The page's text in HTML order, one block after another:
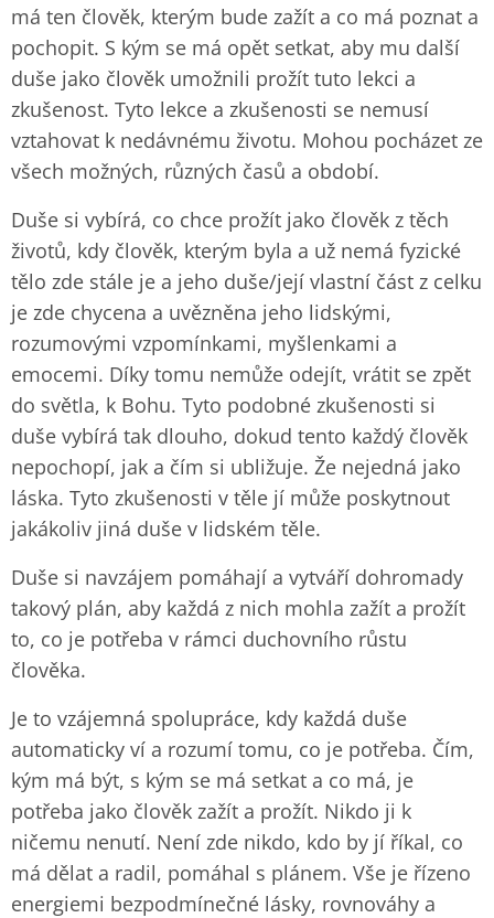
má ten člověk, kterým bude zažít a co má poznat a
pochopit. S kým se má opět setkat, aby mu další
duše jako člověk umožnili prožít tuto lekci a
zkušenost. Tyto lekce a zkušenosti se nemusí
vztahovat k nedávnému životu. Mohou pocházet ze
všech možných, různých časů a období.
Duše si vybírá, co chce prožít jako člověk z těch
životů, kdy člověk, kterým byla a už nemá fyzické
tělo zde stále je a jeho duše/její vlastní část z celku
je zde chycena a uvězněna jeho lidskými,
rozumovými vzpomínkami, myšlenkami a
emocemi. Díky tomu nemůže odejít, vrátit se zpět
do světla, k Bohu. Tyto podobné zkušenosti si
duše vybírá tak dlouho, dokud tento každý člověk
nepochopí, jak a čím si ubližuje. Že nejedná jako
láska. Tyto zkušenosti v těle jí může poskytnout
jakákoliv jiná duše v lidském těle.
Duše si navzájem pomáhají a vytváří dohromady
takový plán, aby každá z nich mohla zažít a prožít
to, co je potřeba v rámci duchovního růstu
člověka.
Je to vzájemná spolupráce, kdy každá duše
automaticky ví a rozumí tomu, co je potřeba. Čím,
kým má být, s kým se má setkat a co má, je
potřeba jako člověk zažít a prožít. Nikdo ji k
ničemu nenutí. Není zde nikdo, kdo by jí říkal, co
má dělat a radil, pomáhal s plánem. Vše je řízeno
energiemi bezpodmínečné lásky, rovnováhy a